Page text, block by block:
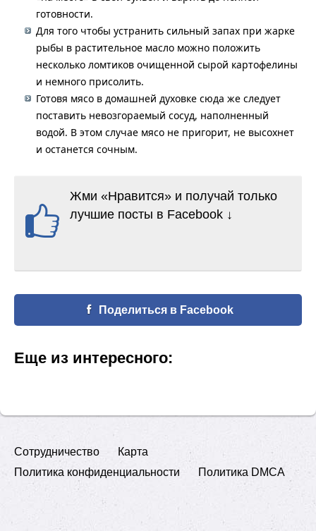
готовности.
Для того чтобы устранить сильный запах при жарке
рыбы в растительное масло можно положить
несколько ломтиков очищенной сырой картофелины
и немного присолить.
Готовя мясо в домашней духовке сюда же следует
поставить невозгораемый сосуд, наполненный
водой. В этом случае мясо не пригорит, не высохнет
и останется сочным.
Жми «Нравится» и получай только
лучшие посты в Facebook ↓
Поделиться в Facebook
Еще из интересного:
Сотрудничество
Карта
Политика конфиденциальности
Политика DMCA